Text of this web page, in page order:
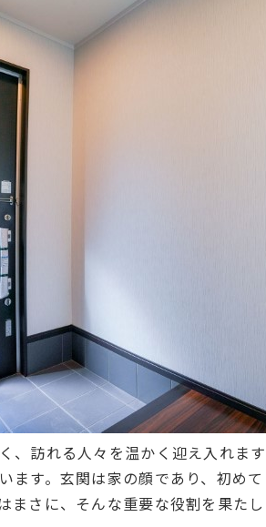
、訪れる人々を温かく迎え入れま
ます。玄関は家の顔であり、初め
まさに、そんな重要な役割を果たし